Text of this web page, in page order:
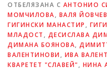
ОТБЕЛЯЗАНА С АНТОНИО
МОМЧИЛОВА, ВАЛЯ
ГИГИНСКИ МАНАСТИР ,
МЛАДОСТ , ДЕСИСЛАВА
ДИМАНА БОЯНОВА,
ВАЛЕНТИНОВИ, ИВА
КВАРЕТЕТ "СЛАВЕЙ", НИНА